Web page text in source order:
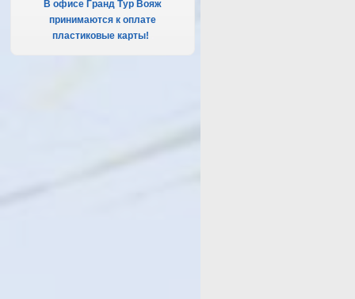
В офисе Гранд Тур Вояж
принимаются к оплате
пластиковые карты!